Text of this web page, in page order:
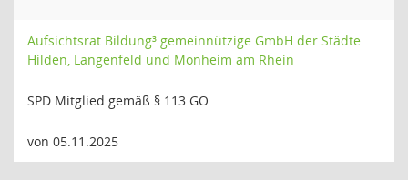
Aufsichtsrat Bildung³ gemeinnützige GmbH der Städte
Hilden, Langenfeld und Monheim am Rhein
SPD Mitglied gemäß § 113 GO
von 05.11.2025